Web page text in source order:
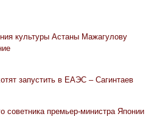
культуры Астаны Мажагулову
запустить в ЕАЭС – Сагинтаев
советника премьер-министра Японии